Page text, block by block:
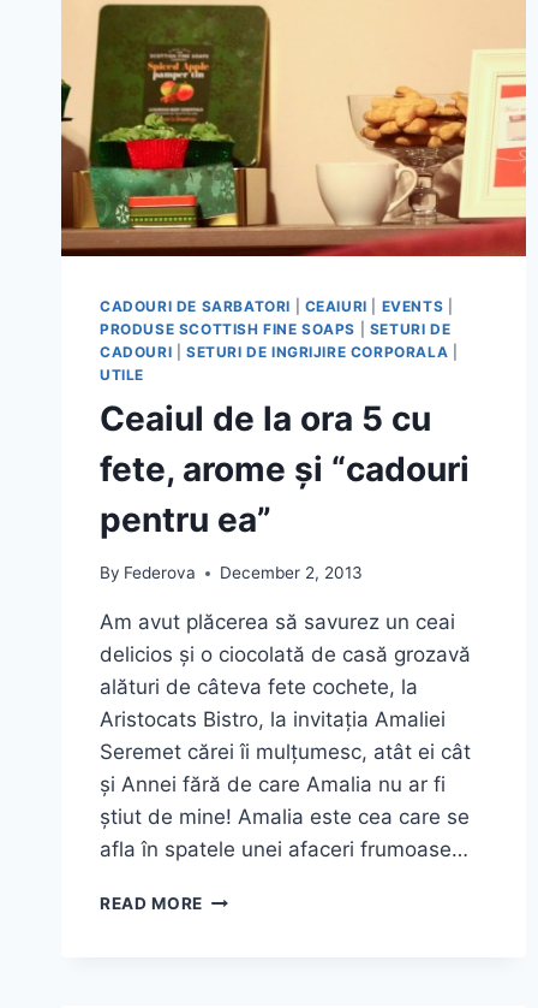
CADOURI DE SARBATORI CEAIURI EVENTS
PRODUSE SCOTTISH FINE SOAPS
SETURI DE
CADOURI
SETURI DE INGRIJIRE CORPORALA
UTILE
Ceaiul de la ora 5 cu
fete, arome și “cadouri
pentru ea”
By Federova December 2, 2013
Am avut plăcerea să savurez un ceai
delicios și o ciocolată de casă grozavă
alături de câteva fete cochete, la
Aristocats Bistro, la invitația Amaliei
Seremet cărei îi mulțumesc, atât ei cât
și Annei fără de care Amalia nu ar fi
știut de mine! Amalia este cea care se
afla în spatele unei afaceri frumoase…
READ MORE CEAIUL